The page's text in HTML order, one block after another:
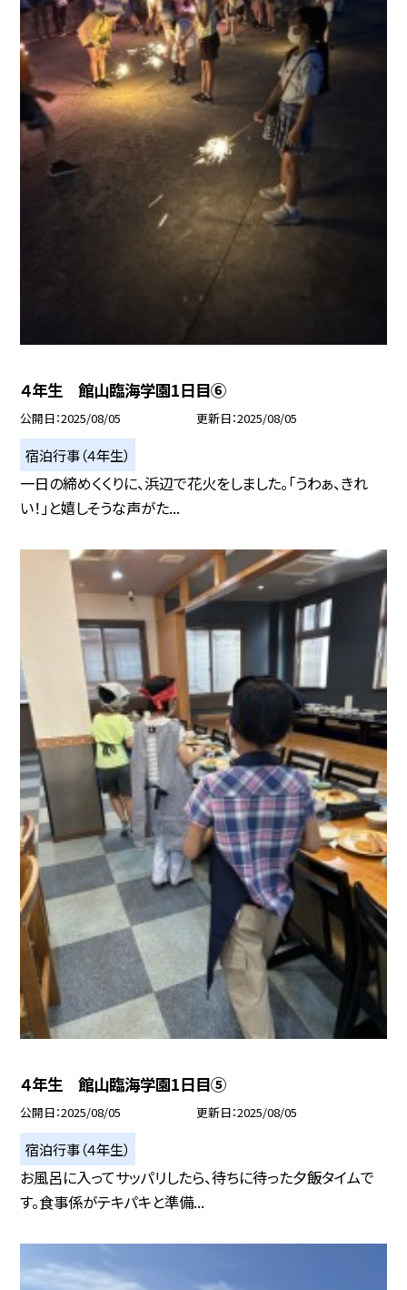
４年生 館山臨海学園1日目⑥
公開日 2025/08/05 更新日 2025/08/05
宿泊行事（４年生）
一日の締めくくりに、浜辺で花火をしました。「うわぁ、きれ
い！」と嬉しそうな声がた...
４年生 館山臨海学園1日目⑤
公開日 2025/08/05 更新日 2025/08/05
宿泊行事（４年生）
お風呂に入ってサッパリしたら、待ちに待った夕飯タイムで
す。食事係がテキパキと準備...